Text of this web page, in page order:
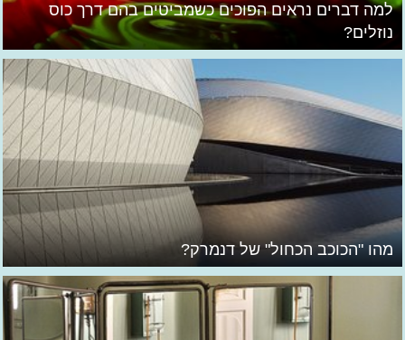
למה דברים נראים הפוכים כשמביטים בהם דרך כוס
נוזלים?
מהו "הכוכב הכחול" של דנמרק?